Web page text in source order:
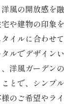
風の開放感を
や建物の印象
イルに合わせ
ルでデザイン
洋風ガーデン
とで、シンプ
のご希望やラ